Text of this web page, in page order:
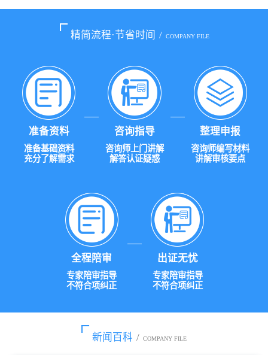
精简流程·节省时间 / COMPANY FILE
准备资料
准备基础资料
充分了解需求
咨询指导
咨询师上门讲解
解答认证疑惑
整理申报
咨询师编写材料
讲解审核要点
全程陪审
专家陪审指导
不符合项纠正
出证无忧
专家陪审指导
不符合项纠正
新闻百科 / COMPANY FILE